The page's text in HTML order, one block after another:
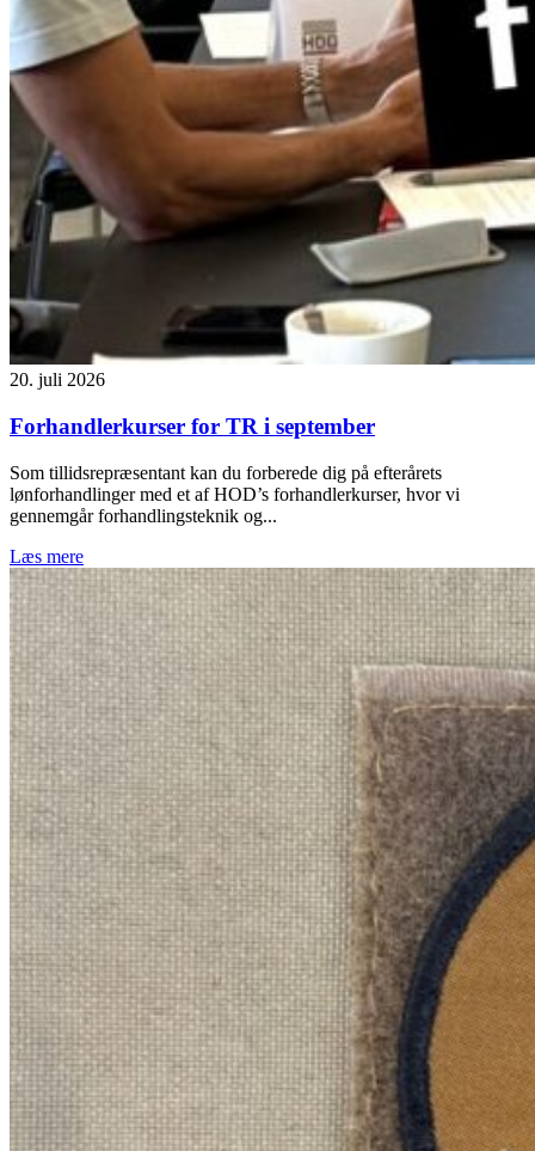
20. juli 2026
Forhandlerkurser for TR i september
Som tillidsrepræsentant kan du forberede dig på efterårets
lønforhandlinger med et af HOD’s forhandlerkurser, hvor vi
gennemgår forhandlingsteknik og...
Læs mere